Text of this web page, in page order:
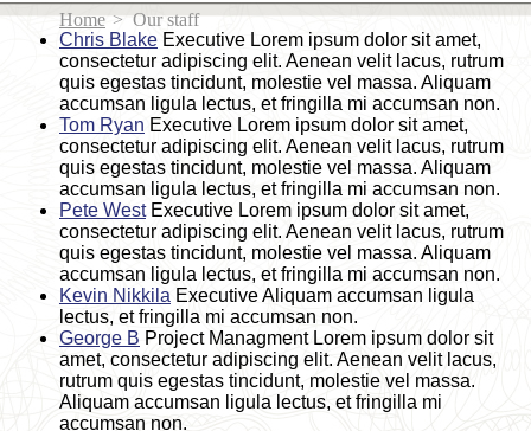
Home> Our staff
Chris Blake Executive Lorem ipsum dolor sit amet,
consectetur adipiscing elit. Aenean velit lacus, rutrum
quis egestas tincidunt, molestie vel massa. Aliquam
accumsan ligula lectus, et fringilla mi accumsan non.
Tom Ryan Executive Lorem ipsum dolor sit amet,
consectetur adipiscing elit. Aenean velit lacus, rutrum
quis egestas tincidunt, molestie vel massa. Aliquam
accumsan ligula lectus, et fringilla mi accumsan non.
Pete West Executive Lorem ipsum dolor sit amet,
consectetur adipiscing elit. Aenean velit lacus, rutrum
quis egestas tincidunt, molestie vel massa. Aliquam
accumsan ligula lectus, et fringilla mi accumsan non.
Kevin Nikkila ExecutiveAliquam accumsan ligula
lectus, et fringilla mi accumsan non.
George B Project Managment Lorem ipsum dolor sit
amet, consectetur adipiscing elit. Aenean velit lacus,
rutrum quis egestas tincidunt, molestie vel massa.
Aliquam accumsan ligula lectus, et fringilla mi
accumsan non.